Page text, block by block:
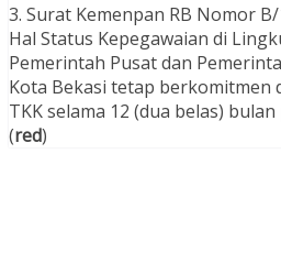
3. Surat Kemenpan RB Nomor
Hal Status Kepegawaian di
Pemerintah Pusat dan
Kota Bekasi tetap berkomitmen
TKK selama 12 (dua belas)
(red)